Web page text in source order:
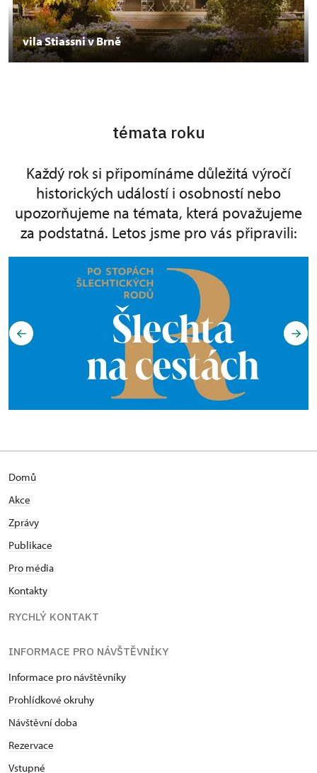
vila Stiassni v Brně
témata roku
Každý rok si připomínáme důležitá výročí
historických událostí i osobností nebo
upozorňujeme na témata, která považujeme
za podstatná. Letos jsme pro vás připravili:
Domů
Akce
Zprávy
Publikace
Pro média
Kontakty
RYCHLÝ KONTAKT
INFORMACE PRO NÁVŠTĚVNÍKY
Informace pro návštěvníky
Prohlídkové okruhy
Návštěvní doba
Rezervace
Vstupné